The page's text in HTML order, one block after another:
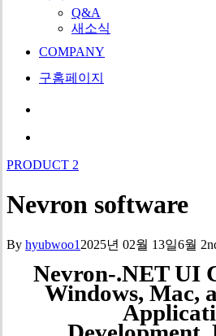
Q&A
새소식
COMPANY
구홈페이지
PRODUCT 2
Nevron software
By hyubwoo1 2025년 02월 13일6월
Nevron-.NET UI
Windows, Mac,